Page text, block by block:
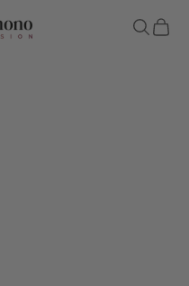
Search
Cart